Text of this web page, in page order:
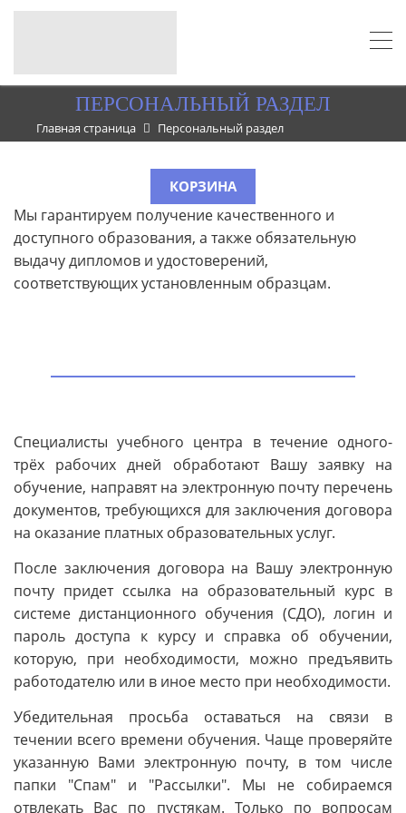
ПЕРСОНАЛЬНЫЙ РАЗДЕЛ
Главная страница Персональный раздел
КОРЗИНА
Мы гарантируем получение качественного и
доступного образования, а также обязательную
выдачу дипломов и удостоверений,
соответствующих установленным образцам.
Специалисты учебного центра в течение одного-
трёх рабочих дней обработают Вашу заявку на
обучение, направят на электронную почту перечень
документов, требующихся для заключения договора
на оказание платных образовательных услуг.
После заключения договора на Вашу электронную
почту придет ссылка на образовательный курс в
системе дистанционного обучения (СДО), логин и
пароль доступа к курсу и справка об обучении,
которую, при необходимости, можно предъявить
работодателю или в иное место при необходимости.
Убедительная просьба оставаться на связи в
течении всего времени обучения. Чаще проверяйте
указанную Вами электронную почту, в том числе
папки "Спам" и "Рассылки". Мы не собираемся
отвлекать Вас по пустякам. Только по вопросам